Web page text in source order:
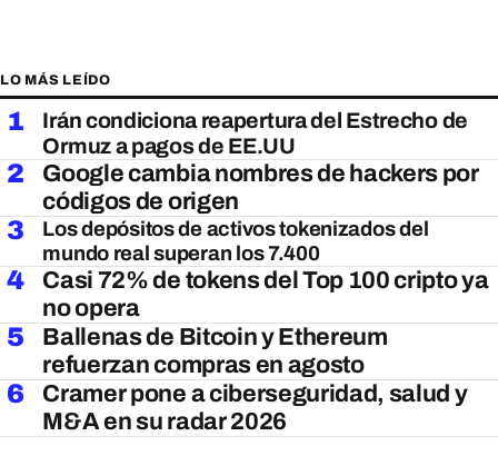
LO MÁS LEÍDO
1
Irán condiciona reapertura del Estrecho de
Ormuz a pagos de EE.UU
2
Google cambia nombres de hackers por
códigos de origen
3
Los depósitos de activos tokenizados del
mundo real superan los 7.400
4
Casi 72% de tokens del Top 100 cripto ya
no opera
5
Ballenas de Bitcoin y Ethereum
refuerzan compras en agosto
6
Cramer pone a ciberseguridad, salud y
M&A en su radar 2026